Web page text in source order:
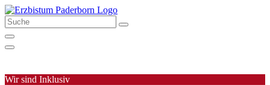
Wir sind Inklusiv